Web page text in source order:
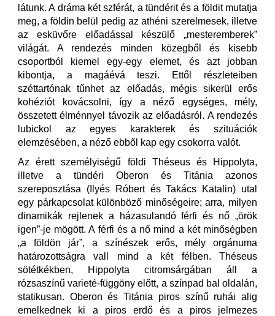
látunk. A dráma két szférát, a tündérit és a földit mutatja
meg, a földin belül pedig az athéni szerelmesek, illetve
az esküvőre előadással készülő „mesteremberek”
világát. A rendezés minden közegből és kisebb
csoportból kiemel egy-egy elemet, és azt jobban
kibontja, a magáévá teszi. Ettől részleteiben
széttartónak tűnhet az előadás, mégis sikerül erős
kohéziót kovácsolni, így a néző egységes, mély,
összetett élménnyel távozik az előadásról. A rendezés
lubickol az egyes karakterek és szituációk
elemzésében, a néző ebből kap egy csokorra valót.
Az érett személyiségű földi Théseus és Hippolyta,
illetve a tündéri Oberon és Titánia azonos
szereposztása (Ilyés Róbert és Takács Katalin) utal
egy párkapcsolat különböző minőségeire; arra, milyen
dinamikák rejlenek a házasulandó férfi és nő „örök
igen”-je mögött. A férfi és a nő mind a két minőségben
„a földön jár”, a színészek erős, mély orgánuma
határozottságra vall mind a két félben. Théseus
sötétkékben, Hippolyta citromsárgában áll a
rózsaszínű varieté-függöny előtt, a színpad bal oldalán,
statikusan. Oberon és Titánia piros színű ruhái alig
emelkednek ki a piros erdő és a piros jelmezes